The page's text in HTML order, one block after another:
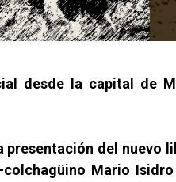
desde la capital de
del nuevo
Mario Isidro